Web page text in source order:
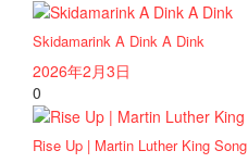
Skidamarink A Dink A Dink
2026年2月3日
0
Rise Up | Martin Luther King Song